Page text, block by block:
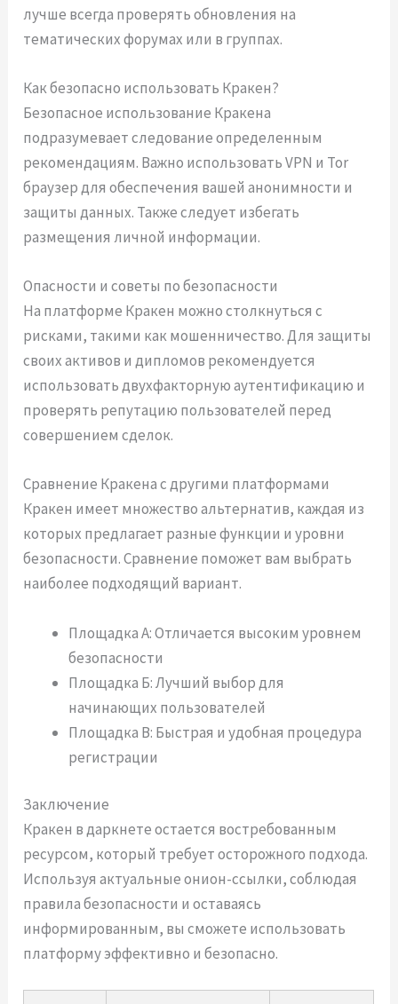
лучше всегда проверять обновления на
тематических форумах или в группах.
Как безопасно использовать Кракен?
Безопасное использование Кракена
подразумевает следование определенным
рекомендациям. Важно использовать VPN и Tor
браузер для обеспечения вашей анонимности и
защиты данных. Также следует избегать
размещения личной информации.
Опасности и советы по безопасности
На платформе Кракен можно столкнуться с
рисками, такими как мошенничество. Для защиты
своих активов и дипломов рекомендуется
использовать двухфакторную аутентификацию и
проверять репутацию пользователей перед
совершением сделок.
Сравнение Кракена с другими платформами
Кракен имеет множество альтернатив, каждая из
которых предлагает разные функции и уровни
безопасности. Сравнение поможет вам выбрать
наиболее подходящий вариант.
Площадка А: Отличается высоким уровнем
безопасности
Площадка Б: Лучший выбор для
начинающих пользователей
Площадка В: Быстрая и удобная процедура
регистрации
Заключение
Кракен в даркнете остается востребованным
ресурсом, который требует осторожного подхода.
Используя актуальные онион-ссылки, соблюдая
правила безопасности и оставаясь
информированным, вы сможете использовать
платформу эффективно и безопасно.